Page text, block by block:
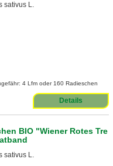
sativus L.
4 Lfm oder 160 Radieschen
Details
BIO "Wiener Rotes Tre
sativus L.